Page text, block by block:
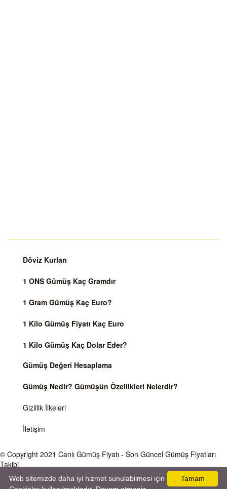
Döviz Kurları
1 ONS Gümüş Kaç Gramdır
1 Gram Gümüş Kaç Euro?
1 Kilo Gümüş Fiyatı Kaç Euro
1 Kilo Gümüş Kaç Dolar Eder?
Gümüş Değeri Hesaplama
Gümüş Nedir? Gümüşün Özellikleri Nelerdir?
Gizlilik İlkeleri
İletişim
© Copyright 2021 Canlı Gümüş Fiyatı - Son Güncel Gümüş Fiyatları
Takibi
Önemli Uyarı
Gümüş fiyatları ve Döviz Kurları, Dünya piyasalarında işlem gören ve anlık değişen
Tamam
Web sitemizde daha iyi hizmet sunulabilmesi için